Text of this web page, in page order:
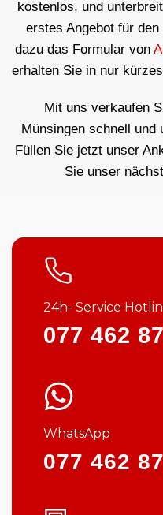
kostenlos, und
erstes Angebot für
dazu das Formular von
erhalten Sie in nur
Mit uns verkaufen
Münsingen schnell
Füllen Sie jetzt unser
Sie unser
24h- Service
077 462
WhatsApp
077 462